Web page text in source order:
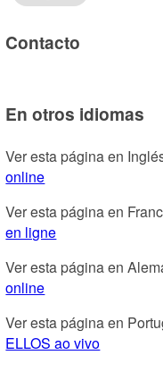
Contacto
En otros idiomas
Ver esta página en
online
Ver esta página en
en ligne
Ver esta página en
online
Ver esta página en
ELLOS ao vivo